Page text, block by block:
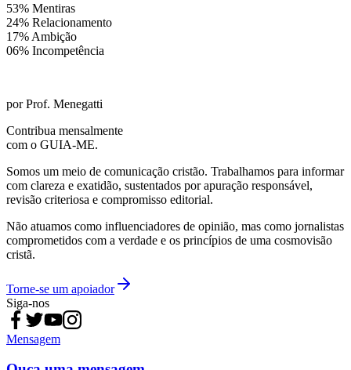
53% Mentiras
24% Relacionamento
17% Ambição
06% Incompetência
por Prof. Menegatti
Contribua mensalmente
com o GUIA-ME.
Somos um meio de comunicação cristão. Trabalhamos para informar
com clareza e exatidão, sustentados por apuração responsável,
revisão criteriosa e compromisso editorial.
Não atuamos como influenciadores de opinião, mas como jornalistas
comprometidos com a verdade e os princípios de uma cosmovisão
cristã.
Torne-se um apoiador
Siga-nos
Mensagem